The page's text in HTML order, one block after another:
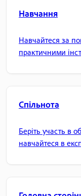
Навчання
Навчайтеся за
практичними
Спільнота
Беріть участь в
навчайтеся в